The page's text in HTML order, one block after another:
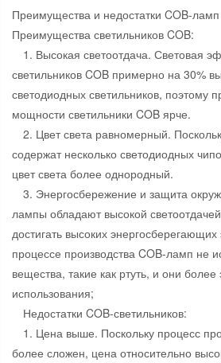
Преимущества и недостатки COB-ламп
Преимущества светильников COB:
1. Высокая светоотдача. Световая
светильников COB примерно на 30%
светодиодных светильников, поэтому
мощности светильники COB ярче.
2. Цвет света равномерный.
содержат несколько светодиодных
цвет света более однородный.
3. Энергосбережение и защита
лампы обладают высокой
достигать высоких
процессе производства COB-ламп не
вещества, такие как ртуть, и они
использования;
Недостатки COB-светильников:
1. Цена выше. Поскольку процесс
более сложен, цена относительно